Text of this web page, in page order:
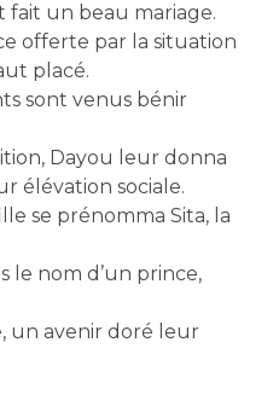
fait un beau mariage.
offerte par la situation
placé.
sont venus bénir
Dayou leur donna
élévation sociale.
se prénomma Sita, la
le nom d’un prince,
un avenir doré leur